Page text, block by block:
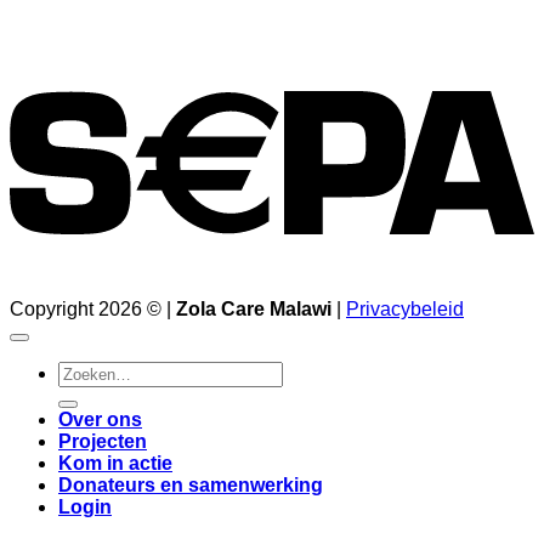
Copyright 2026 © | Zola Care Malawi Privacybeleid
Zoeken
naar:
Over ons
Projecten
Kom in actie
Donateurs en samenwerking
Login